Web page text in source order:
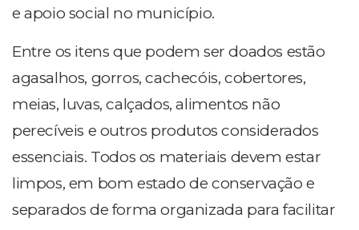
e apoio social no município.
Entre os itens que podem ser doados estão
agasalhos, gorros, cachecóis, cobertores,
meias, luvas, calçados, alimentos não
perecíveis e outros produtos considerados
essenciais. Todos os materiais devem estar
limpos, em bom estado de conservação e
separados de forma organizada para facilitar